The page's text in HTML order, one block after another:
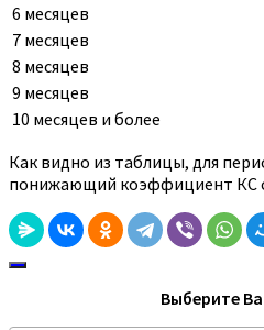
6 месяцев
7 месяцев
8 месяцев
9 месяцев
10 месяцев и более
Как видно из таблицы, для
понижающий коэффициент КС
Выберите